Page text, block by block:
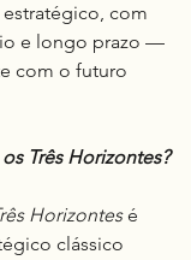
com
e longo prazo —
com o futuro
Três Horizontes?
Horizontes é
clássico